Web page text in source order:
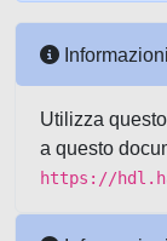
Informazioni
Utilizza
a questo
https://